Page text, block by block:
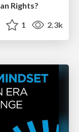
Rights?
1 2.3k